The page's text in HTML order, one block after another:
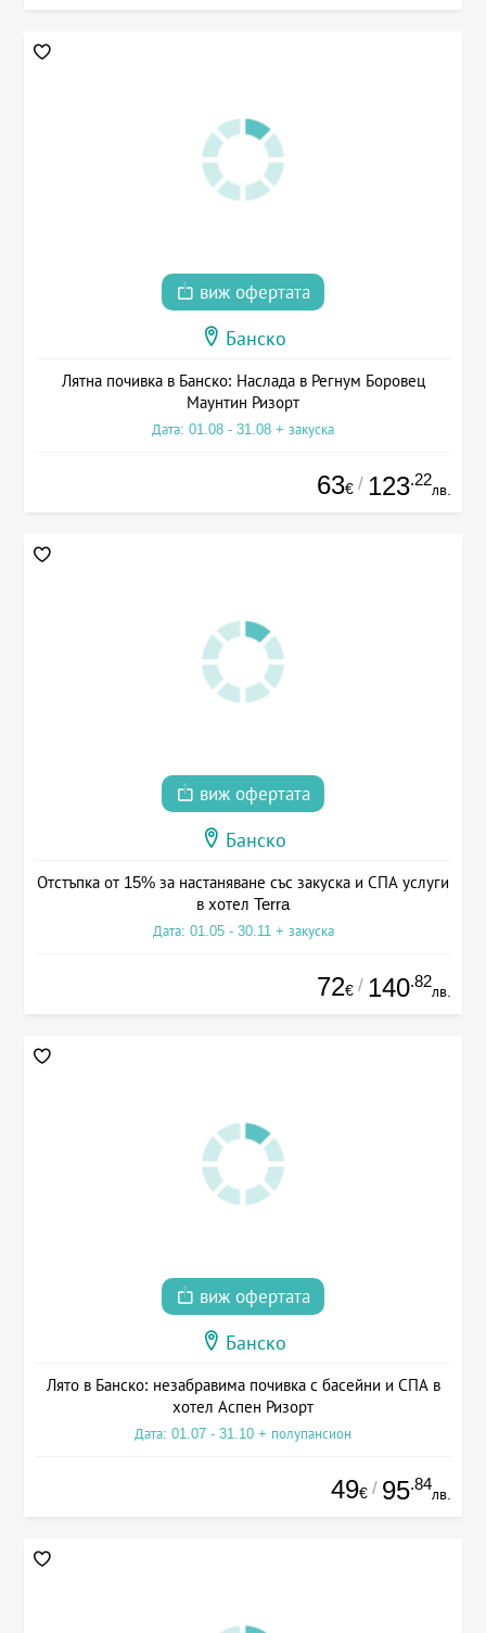
виж офертата
Банско
Лятна почивка в Банско: Наслада в Регнум Боровец
Маунтин Ризорт
Дата: 01.08 - 31.08 + закуска
63€ / 123.22
лв.
виж офертата
Банско
Отстъпка от 15% за настаняване със закуска и СПА услуги
в хотел Terra
Дата: 01.05 - 30.11 + закуска
72€ / 140.82
лв.
виж офертата
Банско
Лято в Банско: незабравима почивка с басейни и СПА в
хотел Аспен Ризорт
Дата: 01.07 - 31.10 + полупансион
49€ / 95.84
лв.